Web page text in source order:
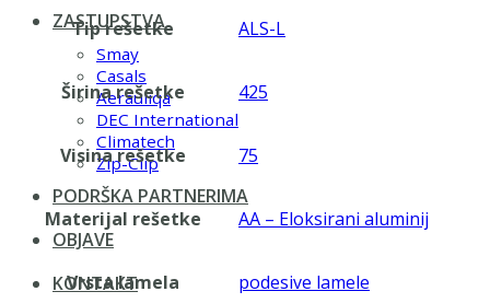
ZASTUPSTVA
Smay
Casals
Aerauliqa
DEC International
Climatech
Zip-Clip
PODRŠKA PARTNERIMA
OBJAVE
KONTAKT
Tip rešetke ALS-L
Širina rešetke 425
Visina rešetke 75
Materijal rešetke AA – Eloksirani aluminij
Vrsta lamela podesive lamele